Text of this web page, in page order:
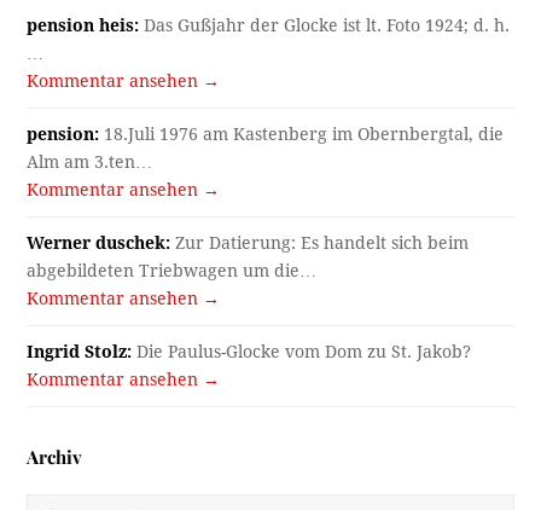
pension heis: Das Gußjahr der Glocke ist lt. Foto 1924; d. h.
Kommentar ansehen →
pension: 18.Juli 1976 am Kastenberg im Obernbergtal, die
Alm am 3.ten…
Kommentar ansehen →
Werner duschek: Zur Datierung: Es handelt sich beim
abgebildeten Triebwagen um die…
Kommentar ansehen →
Ingrid Stolz: Die Paulus-Glocke vom Dom zu St. Jakob?
Kommentar ansehen →
Archiv